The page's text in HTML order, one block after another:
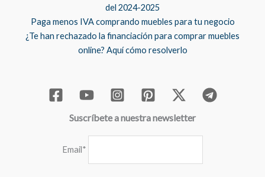
del 2024-2025
Paga menos IVA comprando muebles para tu negocio
¿Te han rechazado la financiación para comprar muebles
online? Aquí cómo resolverlo
Suscríbete a nuestra newsletter
Email*